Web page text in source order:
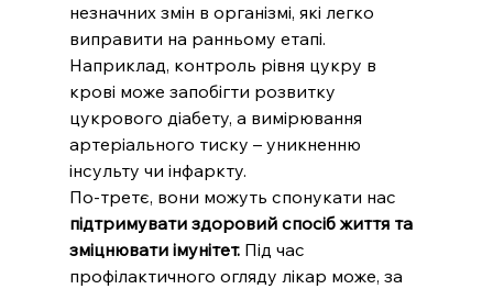
незначних змін в організмі, які легко
виправити на ранньому етапі.
Наприклад, контроль рівня цукру в
крові може запобігти розвитку
цукрового діабету, а вимірювання
артеріального тиску – уникненню
інсульту чи інфаркту.
По-третє, вони можуть спонукати нас
підтримувати здоровий спосіб життя та
зміцнювати імунітет. Під час
профілактичного огляду лікар може, за